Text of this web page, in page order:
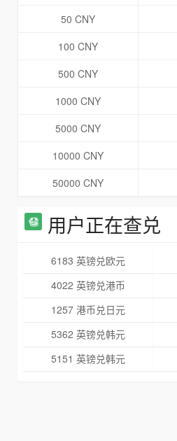
50 CNY
100 CNY
500 CNY
1000 CNY
5000 CNY
10000 CNY
50000 CNY
用户正在查兑
6183 英镑兑欧元
4022 英镑兑港币
1257 港币兑日元
5362 英镑兑韩元
5151 英镑兑韩元